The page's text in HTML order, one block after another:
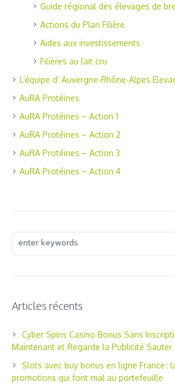
Guide régional des élevages de
Actions du Plan Filière
Aides aux investissements
Filières au lait cru
L’équipe d’ Auvergne-Rhône-Alpes
AuRA Protéines
AuRA Protéines – Action 1
AuRA Protéines – Action 2
AuRA Protéines – Action 3
AuRA Protéines – Action 4
Articles récents
Cyber Spins Casino Bonus Sans
Maintenant et Regarde la Publicité Sauter
Slots avec buy bonus en ligne France :
promotions qui font mal au portefeuille